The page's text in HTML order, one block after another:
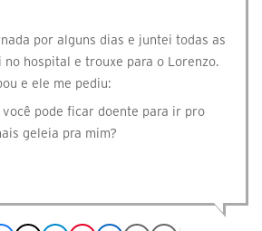
por alguns dias e juntei todas as
no hospital e trouxe para o Lorenzo.
e ele me pediu:
você pode ficar doente para ir pro
geleia pra mim?